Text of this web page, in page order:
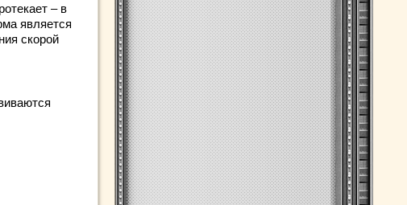
– в
является
скорой